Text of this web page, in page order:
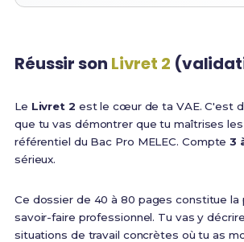
Réussir son Livret 2
Le Livret 2 est le cœur de ta VAE. C'est
que tu vas démontrer que tu maîtrises
référentiel du Bac Pro MELEC. Compte3
sérieux.
Ce dossier de 40 à 80 pages constitue la
savoir-faire professionnel. Tu vas y
situations de travail concrètes où tu as